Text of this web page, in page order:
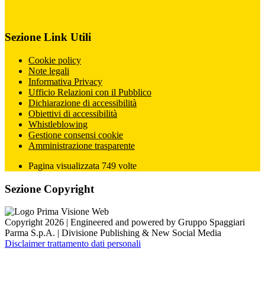
Sezione Link Utili
Cookie policy
Note legali
Informativa Privacy
Ufficio Relazioni con il Pubblico
Dichiarazione di accessibilità
Obiettivi di accessibilità
Whistleblowing
Gestione consensi cookie
Amministrazione trasparente
Pagina visualizzata 749 volte
Sezione Copyright
Copyright 2026 | Engineered and powered by Gruppo Spaggiari
Parma S.p.A. | Divisione Publishing & New Social Media
Disclaimer trattamento dati personali